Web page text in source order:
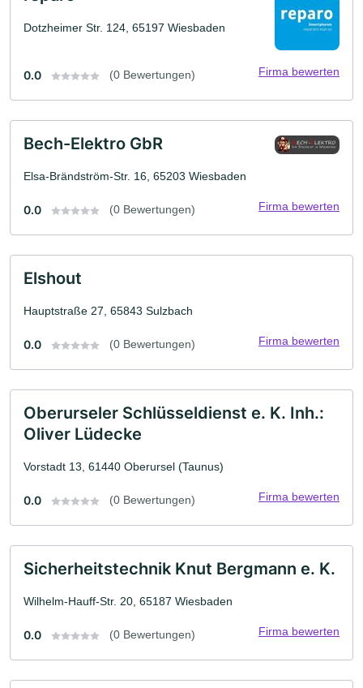
Dotzheimer Str. 124, 65197 Wiesbaden
0.0 (0 Bewertungen) Firma bewerten
Bech-Elektro GbR
Elsa-Brändström-Str. 16, 65203 Wiesbaden
0.0 (0 Bewertungen) Firma bewerten
Elshout
Hauptstraße 27, 65843 Sulzbach
0.0 (0 Bewertungen) Firma bewerten
Oberurseler Schlüsseldienst e. K. Inh.:
Oliver Lüdecke
Vorstadt 13, 61440 Oberursel (Taunus)
0.0 (0 Bewertungen) Firma bewerten
Sicherheitstechnik Knut Bergmann e. K.
Wilhelm-Hauff-Str. 20, 65187 Wiesbaden
0.0 (0 Bewertungen) Firma bewerten